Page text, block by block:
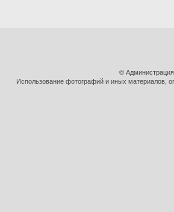
©
Использование фотографий и иных материалов,